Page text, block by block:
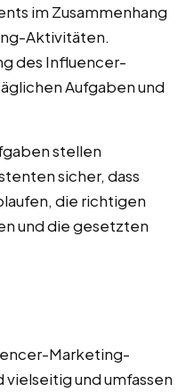
im Zusammenhang
Aktivitäten.
des Influencer-
Aufgaben und
stellen
sicher, dass
die richtigen
und die gesetzten
Marketing-
vielseitig und umfassen